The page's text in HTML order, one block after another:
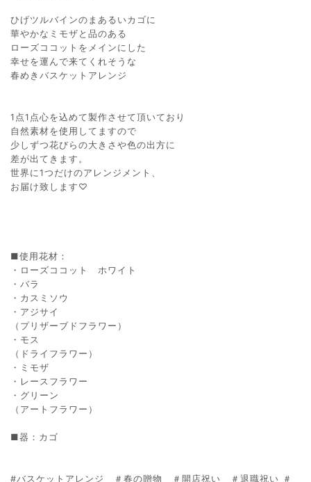
ひげツルバインのまあるいカゴに
華やかなミモザと品のある
ローズココットをメインにした
幸せを運んで来てくれそうな
春めきバスケットアレンジ
1点1点心を込めて製作させて頂いており
自然素材を使用してますので
少しずつ花びらの大きさや色の出方に
差が出てきます。
世界に1つだけのアレンジメント、
お届け致します♡
■使用花材：
・ローズココット ホワイト
・バラ
・カスミソウ
・アジサイ
（プリザーブドフラワー）
・モス
（ドライフラワー）
・ミモザ
・レースフラワー
・グリーン
（アートフラワー）
■器：カゴ
#バスケットアレンジ ＃春の贈物 ＃開店祝い ＃退職祝い ＃